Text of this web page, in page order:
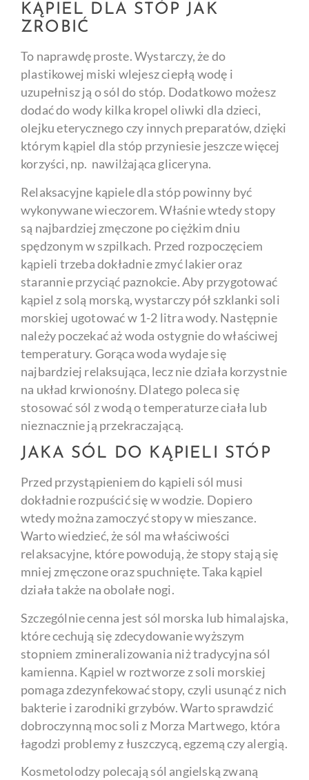
KĄPIEL DLA STÓP JAK
ZROBIĆ
To naprawdę proste. Wystarczy, że do
plastikowej miski wlejesz ciepłą wodę i
uzupełnisz ją o sól do stóp. Dodatkowo możesz
dodać do wody kilka kropel oliwki dla dzieci,
olejku eterycznego czy innych preparatów, dzięki
którym kąpiel dla stóp przyniesie jeszcze więcej
korzyści, np. nawilżająca gliceryna.
Relaksacyjne kąpiele dla stóp powinny być
wykonywane wieczorem. Właśnie wtedy stopy
są najbardziej zmęczone po ciężkim dniu
spędzonym w szpilkach. Przed rozpoczęciem
kąpieli trzeba dokładnie zmyć lakier oraz
starannie przyciąć paznokcie. Aby przygotować
kąpiel z solą morską, wystarczy pół szklanki soli
morskiej ugotować w 1-2 litra wody. Następnie
należy poczekać aż woda ostygnie do właściwej
temperatury. Gorąca woda wydaje się
najbardziej relaksująca, lecz nie działa korzystnie
na układ krwionośny. Dlatego poleca się
stosować sól z wodą o temperaturze ciała lub
nieznacznie ją przekraczającą.
JAKA SÓL DO KĄPIELI STÓP
Przed przystąpieniem do kąpieli sól musi
dokładnie rozpuścić się w wodzie. Dopiero
wtedy można zamoczyć stopy w mieszance.
Warto wiedzieć, że sól ma właściwości
relaksacyjne, które powodują, że stopy stają się
mniej zmęczone oraz spuchnięte. Taka kąpiel
działa także na obolałe nogi.
Szczególnie cenna jest sól morska lub himalajska,
które cechują się zdecydowanie wyższym
stopniem zmineralizowania niż tradycyjna sól
kamienna. Kąpiel w roztworze z soli morskiej
pomaga zdezynfekować stopy, czyli usunąć z nich
bakterie i zarodniki grzybów. Warto sprawdzić
dobroczynną moc soli z Morza Martwego, która
łagodzi problemy z łuszczycą, egzemą czy alergią.
Kosmetolodzy polecają sól angielską zwaną